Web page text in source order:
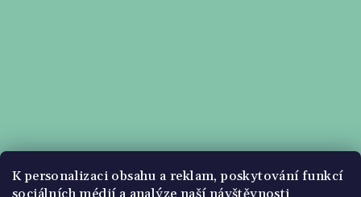
K personalizaci obsahu a reklam, poskytování funkcí
sociálních médií a analýze naší návštěvnosti